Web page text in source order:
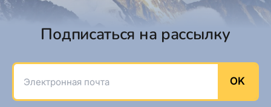
Подписаться на рассылку
Электронная почта
OK